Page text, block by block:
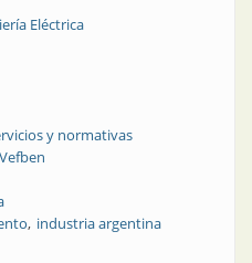
Eléctrica
y normativas
Vefben
industria argentina